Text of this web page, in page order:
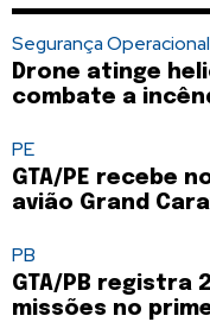
Segurança Operacional
Drone atinge
combate a
PE
GTA/PE recebe
avião Grand
PB
GTA/PB registra
missões no